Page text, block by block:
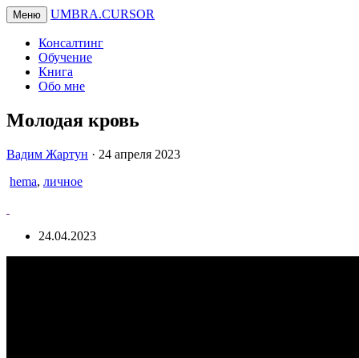
Меню UMBRA.CURSOR
Консалтинг
Обучение
Книга
Обо мне
Молодая кровь
Вадим
Вадим Жартун · 24 апреля 2023
hema, личное
24.04.2023